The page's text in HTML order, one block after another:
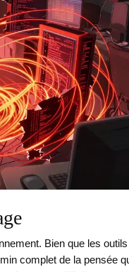
Bien que les
complet de la pensée